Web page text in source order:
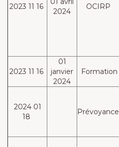
2023 11 16
2024
OCIRP
2023 11 16
01
janvier
2024
Formation
2024 01
18
Prévoyance